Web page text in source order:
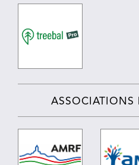
ASSOCIATIONS